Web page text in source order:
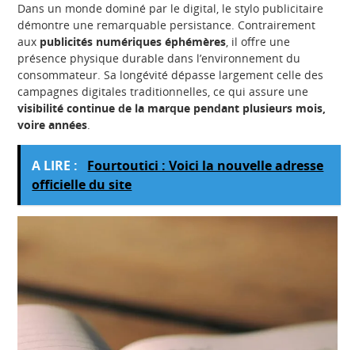
Dans un monde dominé par le digital, le stylo publicitaire
démontre une remarquable persistance. Contrairement
aux publicités numériques éphémères, il offre une
présence physique durable dans l’environnement du
consommateur. Sa longévité dépasse largement celle des
campagnes digitales traditionnelles, ce qui assure une
visibilité continue de la marque pendant plusieurs mois,
voire années.
A LIRE :
Fourtoutici : Voici la nouvelle adresse
officielle du site